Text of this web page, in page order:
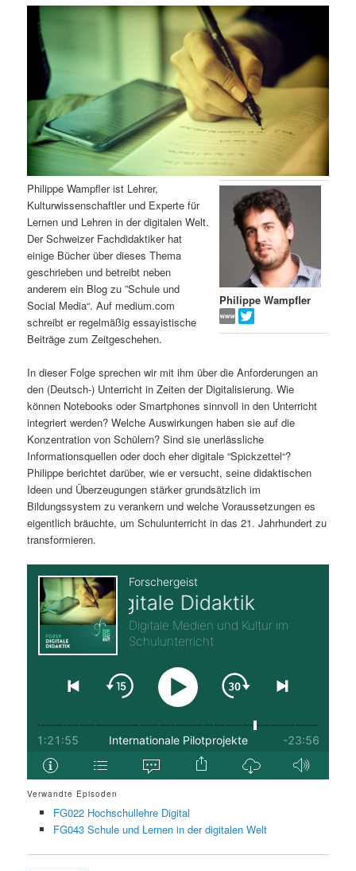
ä
e
n
n
h
a
l
t
s
p
r
i
n
g
e
n
n
ä
r
n
I
n
h
a
l
t
s
p
r
i
n
g
e
n
t
i
o
Philippe Wampfler
Philippe Wampfler ist Lehrer,
Kulturwissenschaftler und Experte für
Lernen und Lehren in der digitalen Welt.
Der Schweizer Fachdidaktiker hat
einige Bücher über dieses Thema
geschrieben und betreibt neben
anderem ein Blog zu ”Schule und
Social Media“. Auf medium.com
schreibt er regelmäßig essayistische
Beiträge zum Zeitgeschehen.
In dieser Folge sprechen wir mit ihm über die Anforderungen an
den (Deutsch-) Unterricht in Zeiten der Digitalisierung. Wie
können Notebooks oder Smartphones sinnvoll in den Unterricht
integriert werden? Welche Auswirkungen haben sie auf die
Konzentration von Schülern? Sind sie unerlässliche
Informationsquellen oder doch eher digitale “Spickzettel“?
Philippe berichtet darüber, wie er versucht, seine didaktischen
Ideen und Überzeugungen stärker grundsätzlich im
Bildungssystem zu verankern und welche Voraussetzungen es
eigentlich bräuchte, um Schulunterricht in das 21. Jahrhundert zu
transformieren.
Verwandte Episoden
FG022 Hochschullehre Digital
FG043 Schule und Lernen in der digitalen Welt